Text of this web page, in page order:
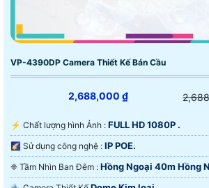
VP-4390DP Camera Thiết Kế Bán Cầu
2,688,000 ₫
️⚡ Chất lượng hình Ảnh : FULL HD 1080P .
🌠 Sử dụng công nghệ : IP POE.
❈ Tầm Nhìn Ban Đêm : Hồng Ngoại 40m Hồng